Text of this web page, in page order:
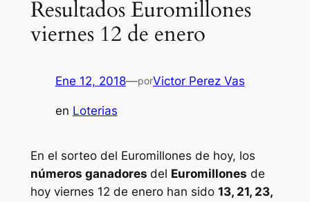
Resultados Euromillones
viernes 12 de enero
Ene 12, 2018—porVictor Perez Vas
en Loterias
En el sorteo del Euromillones de hoy, los
números ganadores del Euromillones de
hoy viernes 12 de enero han sido 13, 21, 23,